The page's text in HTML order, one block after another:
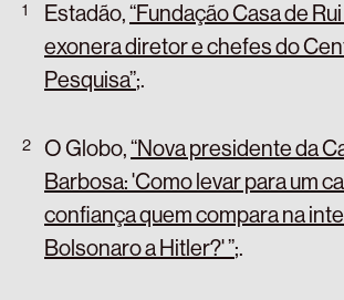
Estadão,“Fundação Casa de
exonera diretor e chefes do
Pesquisa”;.
O Globo,“Nova presidente da
Barbosa: 'Como levar para um
confiança quem compara na
Bolsonaro a Hitler?' ”;.